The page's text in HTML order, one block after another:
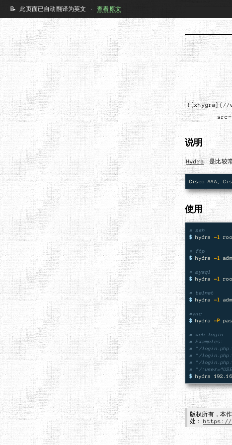
![xhygra](//
说明
Hydra 是比较
使用
# ssh
$ hydra -l
# ftp
$ hydra -l
# mysql
$ hydra -l
# telnet
$ hydra -l
#vnc
$ hydra -P
# web login
# Examples:
# "/
# "/
# "/
# "/
$ hydra
版权所有，本
处：
https://
📝 此页面已自动翻译为英文 ·查看原文